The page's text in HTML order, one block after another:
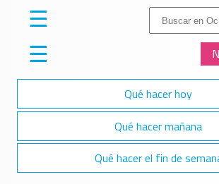
Buscar:
☰
☰
Qué hacer hoy
Qué hacer mañana
Qué hacer el fin de